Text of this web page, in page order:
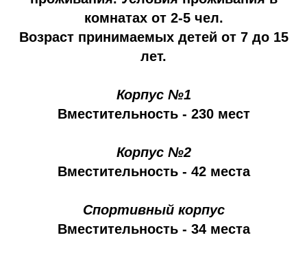
комнатах от 2-5 чел.
Возраст принимаемых детей от 7 до 15
лет.
Корпус №1
Вместительность - 230 мест
Корпус №2
Вместительность - 42 места
Спортивный корпус
Вместительность - 34 места